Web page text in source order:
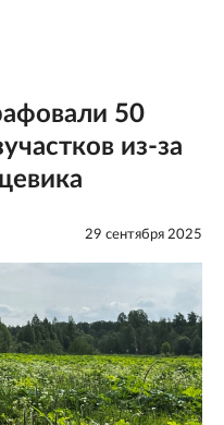
50
из-за
29 сентября 2025